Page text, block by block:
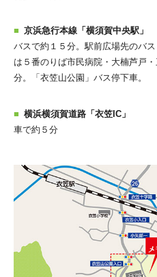
京浜急行本線「横須賀中央駅」
バスで約１５分。駅前広場先のバ
は５番のりば市民病院・大楠芦戸
分。「衣笠山公園」バス停下車。
横浜横須賀道路「衣笠IC」
車で約５分